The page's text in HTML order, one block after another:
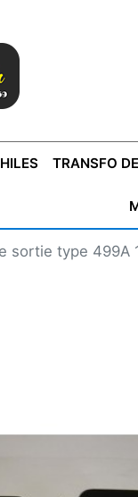
COFFRET
TRANSFO
TRANSFORMATEUR
TYPE PUSH PULL
AVEC TUNER
sortie type 499A